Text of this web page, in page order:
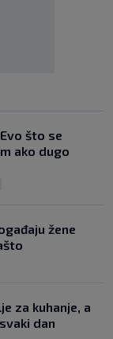
što se
ako dugo
žene
za kuhanje, a
dan